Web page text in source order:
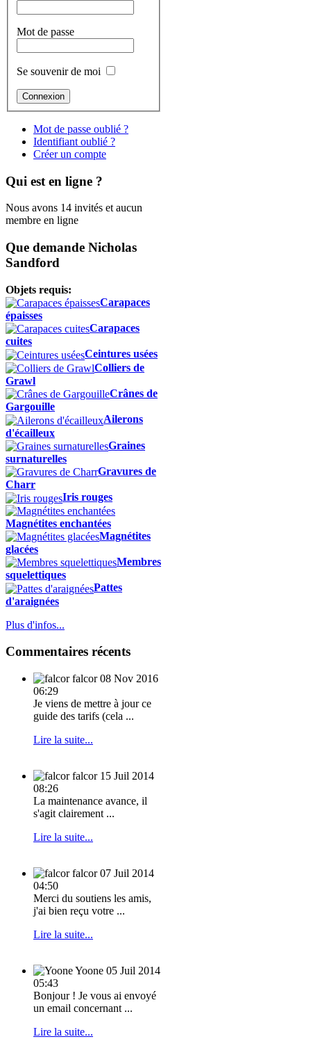
Mot de passe
Se souvenir de moi
Mot de passe oublié ?
Identifiant oublié ?
Créer un compte
Qui est en ligne ?
Nous avons 14 invités et aucun
membre en ligne
Que demande Nicholas
Sandford
Objets requis:
Carapaces
épaisses
Carapaces
cuites
Ceintures usées
Colliers de
Grawl
Crânes de
Gargouille
Ailerons
d'écailleux
Graines
surnaturelles
Gravures de
Charr
Iris rouges
Magnétites enchantées
Magnétites
glacées
Membres
squelettiques
Pattes
d'araignées
Plus d'infos...
Commentaires récents
falcor 08 Nov 2016
06:29
Je viens de mettre à jour ce
guide des tarifs (cela ...
Lire la suite...
falcor 15 Juil 2014
08:26
La maintenance avance, il
s'agit clairement ...
Lire la suite...
falcor 07 Juil 2014
04:50
Merci du soutiens les amis,
j'ai bien reçu votre ...
Lire la suite...
Yoone 05 Juil 2014
05:43
Bonjour ! Je vous ai envoyé
un email concernant ...
Lire la suite...